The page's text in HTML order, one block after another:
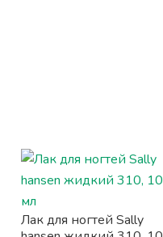
Лак для ногтей Sally